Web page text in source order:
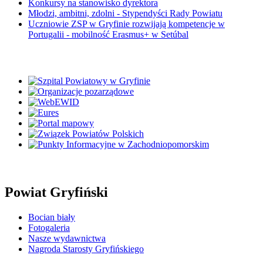
Konkursy na stanowisko dyrektora
Młodzi, ambitni, zdolni - Stypendyści Rady Powiatu
Uczniowie ZSP w Gryfinie rozwijają kompetencje w
Portugalii - mobilność Erasmus+ w Setúbal
Powiat Gryfiński
Bocian biały
Fotogaleria
Nasze wydawnictwa
Nagroda Starosty Gryfińskiego